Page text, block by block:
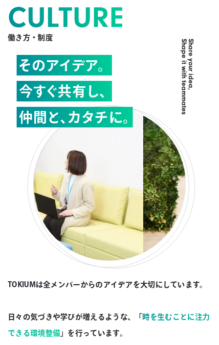
CULTURE
働き方・制度
そのアイデア。
今すぐ共有し、
仲間と、カタチに。
TOKIUMは全メンバーからのアイデアを大切にしています。
日々の気づきや学びが増えるような、 「 時を生むことに注力
できる環境整備 」を行っています。
Share your idea,
Shape it with teammates